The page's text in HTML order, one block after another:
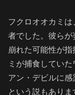
フクロオオカミ
者でした。彼ら
崩れた可能性が
ミが捕食してい
アン・デビルに
という説もあり